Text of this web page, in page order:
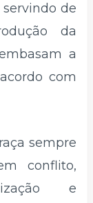
de
da
a
com
sempre
conflito,
e